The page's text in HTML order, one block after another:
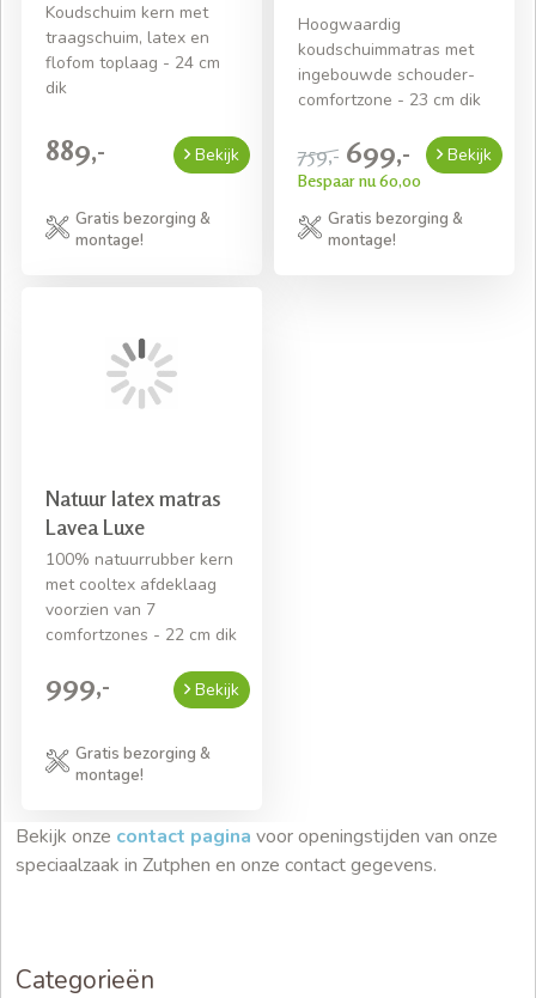
Categorieën
Koudschuim kern met
traagschuim, latex en
flofom toplaag - 24 cm
dik
889,- Bekijk
Gratis bezorging &
montage!
Hoogwaardig
koudschuimmatras met
ingebouwde schouder-
comfortzone - 23 cm dik
759,- 699,-
Bespaar nu 60,00
Bekijk
Gratis bezorging &
montage!
Natuur latex matras
Lavea Luxe
100% natuurrubber kern
met cooltex afdeklaag
voorzien van 7
comfortzones - 22 cm dik
999,- Bekijk
Gratis bezorging &
montage!
Bekijk onze contact pagina voor openingstijden van onze
speciaalzaak in Zutphen en onze contact gegevens.